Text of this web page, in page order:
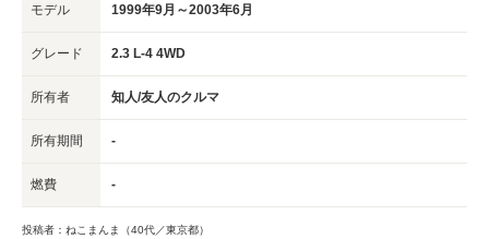
モデル 1999年9月～2003年6月
グレード 2.3 L-4 4WD
所有者 知人/友人のクルマ
所有期間 -
燃費 -
投稿者：ねこまんま（40代／東京都）